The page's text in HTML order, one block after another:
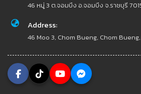
46 หมู่ 3 ต.จอมบึง อ.จอมบึง จ.ราชบุรี
Address:
46 Moo 3, Chom Bueng, Chom